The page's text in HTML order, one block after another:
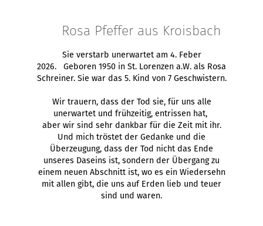
Rosa Pfeffer aus Kroisbach
Sie verstarb unerwartet am 4. Feber
2026. Geboren 1950 in St. Lorenzen a.W. als Rosa
Schreiner. Sie war das 5. Kind von 7 Geschwistern.
Wir trauern, dass der Tod sie, für uns alle
unerwartet und frühzeitig, entrissen hat,
aber wir sind sehr dankbar für die Zeit mit ihr.
Und mich tröstet der Gedanke und die
Überzeugung, dass der Tod nicht das Ende
unseres Daseins ist, sondern der Übergang zu
einem neuen Abschnitt ist, wo es ein Wiedersehn
mit allen gibt, die uns auf Erden lieb und teuer
sind und waren.